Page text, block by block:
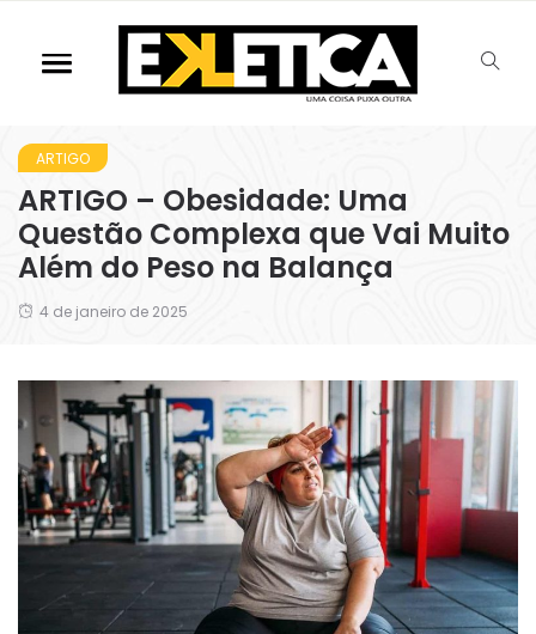
ARTIGO
ARTIGO – Obesidade: Uma
Questão Complexa que Vai Muito
Além do Peso na Balança
4 de janeiro de 2025